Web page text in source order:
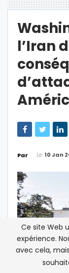
l’Iran
Par Le 10 Jan
Ce site Web
expérience.
avec cela,